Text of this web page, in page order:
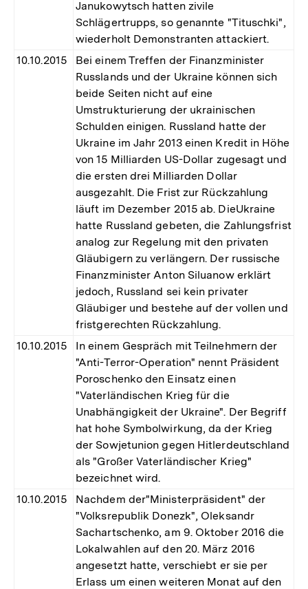
Janukowytsch hatten zivile
Schlägertrupps, so genannte "Tituschki",
wiederholt Demonstranten attackiert.
10.10.2015
Bei einem Treffen der Finanzminister
Russlands und der Ukraine können sich
beide Seiten nicht auf eine
Umstrukturierung der ukrainischen
Schulden einigen. Russland hatte der
Ukraine im Jahr 2013 einen Kredit in Höhe
von 15 Milliarden US-Dollar zugesagt und
die ersten drei Milliarden Dollar
ausgezahlt. Die Frist zur Rückzahlung
läuft im Dezember 2015 ab. DieUkraine
hatte Russland gebeten, die Zahlungsfrist
analog zur Regelung mit den privaten
Gläubigern zu verlängern. Der russische
Finanzminister Anton Siluanow erklärt
jedoch, Russland sei kein privater
Gläubiger und bestehe auf der vollen und
fristgerechten Rückzahlung.
10.10.2015
In einem Gespräch mit Teilnehmern der
"Anti-Terror-Operation" nennt Präsident
Poroschenko den Einsatz einen
"Vaterländischen Krieg für die
Unabhängigkeit der Ukraine". Der Begriff
hat hohe Symbolwirkung, da der Krieg
der Sowjetunion gegen Hitlerdeutschland
als "Großer Vaterländischer Krieg"
bezeichnet wird.
10.10.2015
Nachdem der"Ministerpräsident" der
"Volksrepublik Donezk", Oleksandr
Sachartschenko, am 9. Oktober 2016 die
Lokalwahlen auf den 20. März 2016
angesetzt hatte, verschiebt er sie per
Erlass um einen weiteren Monat auf den